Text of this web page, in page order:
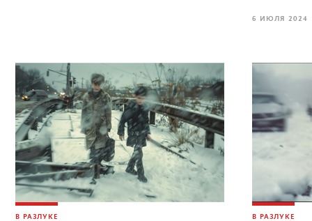
6 ИЮЛЯ 2024
В РАЗЛУКЕ В РАЗЛУКЕ